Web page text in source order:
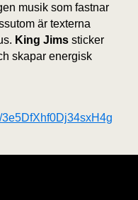
musik som fastnar
är texterna
King Jims sticker
skapar energisk
3e5DfXhf0Dj34sxH4g